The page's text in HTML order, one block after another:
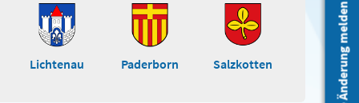
Eine Änderung melden
Lichtenau Paderborn Salzkotten